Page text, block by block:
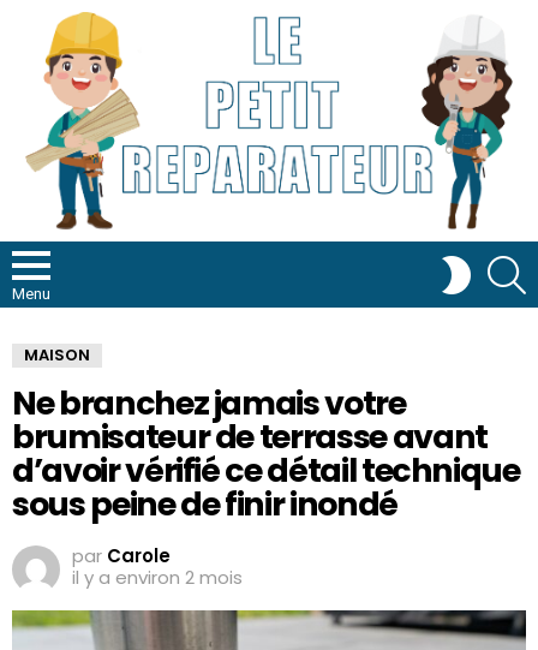
Menu
SWITCH
SKIN
MAISON
Ne branchez jamais votre
brumisateur de terrasse avant
d’avoir vérifié ce détail technique
sous peine de finir inondé
par Carole
il y a environ 2 mois